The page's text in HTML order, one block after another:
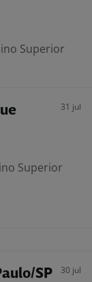
Superior
31 jul
Superior
SP 30 jul